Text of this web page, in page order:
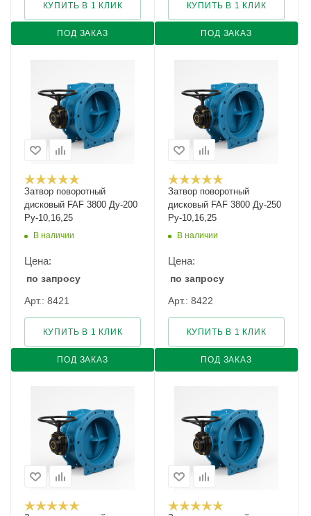
ПОД ЗАКАЗ
КУПИТЬ В 1 КЛИК
ПОД ЗАКАЗ
КУПИТЬ В 1 КЛИК
Затвор поворотный
дисковый FAF 3800 Ду-200
Ру-10,16,25
В наличии
Цена:
по запросу
Арт.: 8421
ПОД ЗАКАЗ
КУПИТЬ В 1 КЛИК
Затвор поворотный
дисковый FAF 3800 Ду-250
Ру-10,16,25
В наличии
Цена:
по запросу
Арт.: 8422
ПОД ЗАКАЗ
КУПИТЬ В 1 КЛИК